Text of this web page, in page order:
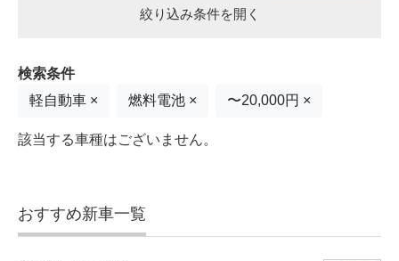
絞り込み条件を開く
検索条件
軽自動車 ×
燃料電池 × 〜20,000円 ×
該当する車種はございません。
おすすめ新車一覧